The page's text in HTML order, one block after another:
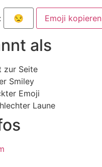
Emoji kopieren
als
zur Seite
Smiley
Emoji
Laune